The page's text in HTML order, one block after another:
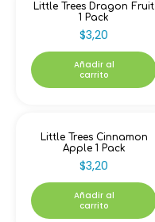
Little Trees Dragon Fruit
1 Pack
$3,20
Añadir al
carrito
Little Trees Cinnamon
Apple 1 Pack
$3,20
Añadir al
carrito